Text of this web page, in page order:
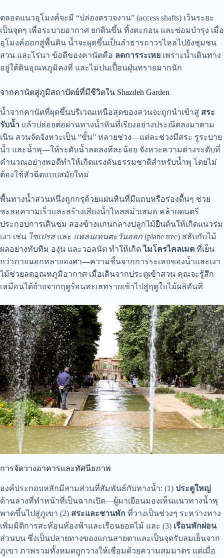
ตลอดแนวอุโมงค์จะมี “ปล่องตรวจงาน” (access shafts) เว้นระยะ
เป็นจุดๆ เพื่อระบายอากาศ ยกดินขึ้น ทิ้งตะกอน และซ่อมบำรุง เมื่อ
อุโมงค์ออกสู่พื้นดิน น้ำจะผุดขึ้นเป็นลำธารถาวรไหลไปยังชุมชน
สวน และไร่นา ข้อดีของคานัตคือ ลดการระเหย เพราะน้ำเดินทาง
อยู่ใต้ดินอุณหภูมิคงที่ และไม่ปนเปื้อนฝุ่นทรายมากนัก
จากคานัตสู่ภูมิสถาปัตย์ที่มีชีวิตใน Shazdeh Garden
น้ำจากคานัตที่ผุดขึ้นบริเวณเหนือสุดของสวนจะถูกนำเข้าสู่ สระ
รับน้ำ แล้วปล่อยต่อผ่านทางน้ำหินที่เรียงอย่างประณีตลงมาตาม
เนิน สวนจัดจังหวะเป็น “ขั้น” หลายช่วง—แต่ละช่วงมีสระ รูระบาย
น้ำ และน้ำพุ—ให้ระดับน้ำลดลงทีละน้อย จังหวะความต่างระดับที่
คำนวณอย่างพอดีทำให้เกิดแรงดันธรรมชาติสำหรับน้ำพุ โดยไม่
ต้องใช้หัวฉีดแบบสมัยใหม่
พื้นทางน้ำส่วนหนึ่งถูกกรุด้วยแผ่นหินที่มีแถบหรือร่องตื้นๆ ช่วย
ชะลอความเร็วและสร้างเสียงน้ำไหลสม่ำเสมอ คล้ายดนตรี
ประกอบการเดินชม สองข้างแกนกลางปลูกไม้ยืนต้นให้เกิดแนวร่ม
เงา เช่น ไซเปรสและ แพลนเทนตะวันออก (plane tree) สลับกับไม้
ผลอย่างทับทิม องุ่น และวอลนัต ทำให้เกิดไมโครไคลเมต ที่เย็น
กว่าภายนอกหลายองศา—ความชื้นจากการระเหยของน้ำและเงา
ไม้ช่วยลดอุณหภูมิอากาศ เมื่อเดินจากประตูเข้าสวน คุณจะรู้สึก
เหมือนได้ย้ายจากฤดูร้อนทะเลทรายเข้าไปสู่ฤดูใบไม้ผลิทันที
การจัดวางอาคารและทัศนียภาพ
องค์ประกอบหลักมีสามส่วนที่สัมพันธ์กับทางน้ำ: (1) ประตูใหญ่
ด้านล่างที่ทำหน้าที่เป็นฉากเปิด—ผู้มาเยือนมองเห็นแนวทางน้ำพุ
พาดขึ้นไปสู่ภูเขา (2) สระและชานพัก ที่วางเป็นช่วงๆ ระหว่างทาง
เพิ่มมิติการสะท้อนท้องฟ้าและเรือนยอดไม้ และ (3) เรือนพักผ่อน
ส่วนบน ซึ่งเป็นปลายทางของแกนสายตาและเป็นจุดรับลมเย็นจาก
ภูเขา ภาพรวมทั้งหมดถูกวางให้เชื่อมด้วยความสมมาตร แต่เมื่อ